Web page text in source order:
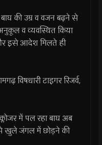
की उम्र व वजन बढ़ने से
व व्यवस्थित किया
इसे आदेश मिलते ही
विषधारी टाइगर रिजर्व,
में पल रहा बाघ अब
जंगल में छोड़ने की